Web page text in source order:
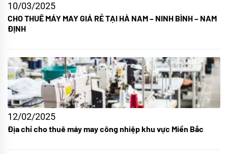
10/03/2025
CHO THUÊ MÁY MAY GIÁ RẺ TẠI HÀ NAM – NINH BÌNH – NAM
ĐỊNH
12/02/2025
Địa chỉ cho thuê máy may công nhiệp khu vực Miền Bắc